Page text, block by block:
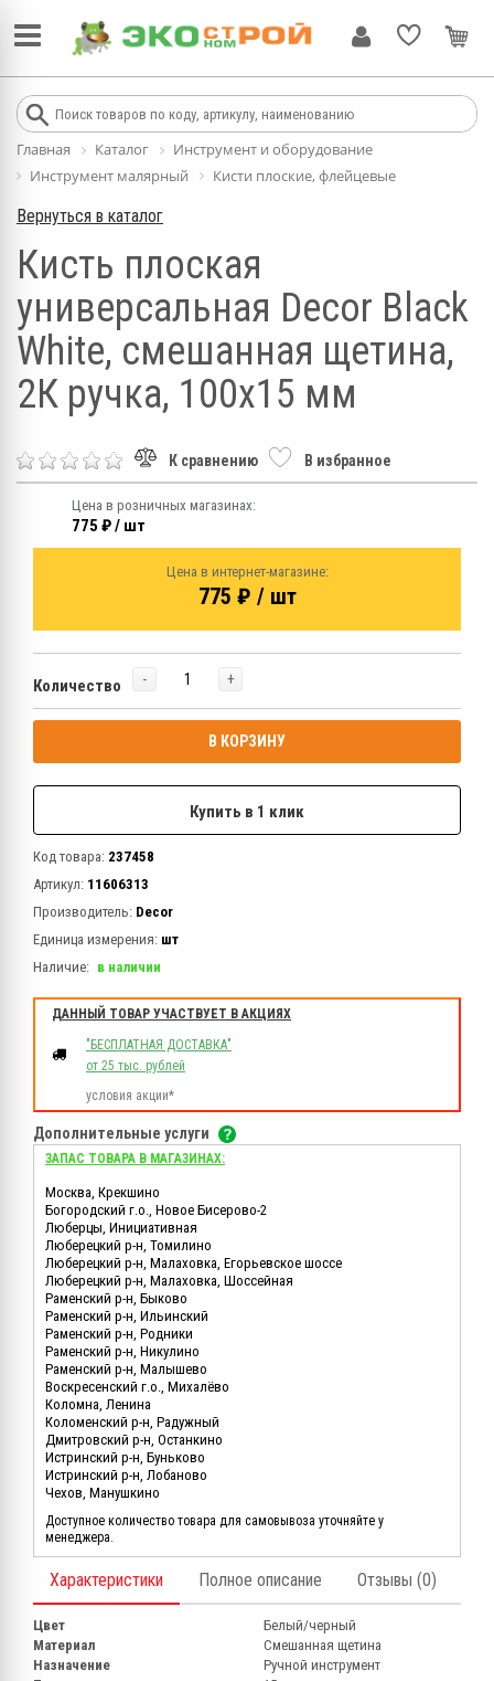
Главная Каталог
Инструмент и оборудование
Инструмент малярный
Кисти плоские, флейцевые
Вернуться в каталог
Кисть плоская
универсальная Decor Black
White, смешанная щетина,
2К ручка, 100х15 мм
К сравнению В избранное
Цена в розничных магазинах:
775 ₽ / шт
Цена в интернет-магазине:
775 ₽ / шт
Количество - +
В КОРЗИНУ
Купить в 1 клик
Код товара: 237458
Артикул: 11606313
Производитель: Decor
Единица измерения: шт
Наличие: в наличии
ДАННЫЙ ТОВАР УЧАСТВУЕТ В АКЦИЯХ
"БЕСПЛАТНАЯ ДОСТАВКА"
от 25 тыс. рублей
условия акции*
Дополнительные услуги
ЗАПАС ТОВАРА В МАГАЗИНАХ:
Москва, Крекшино
Богородский г.о., Новое Бисерово-2
Люберцы, Инициативная
Люберецкий р-н, Томилино
Люберецкий р-н, Малаховка, Егорьевское шоссе
Люберецкий р-н, Малаховка, Шоссейная
Раменский р-н, Быково
Раменский р-н, Ильинский
Раменский р-н, Родники
Раменский р-н, Никулино
Раменский р-н, Малышево
Воскресенский г.о., Михалёво
Коломна, Ленина
Коломенский р-н, Радужный
Дмитровский р-н, Останкино
Истринский р-н, Буньково
Истринский р-н, Лобаново
Чехов, Манушкино
Доступное количество товара для самовывоза уточняйте у
менеджера.
Характеристики Полное описание Отзывы (0)
Цвет
Белый/черный
Материал
Смешанная щетина
Назначение
Ручной инструмент